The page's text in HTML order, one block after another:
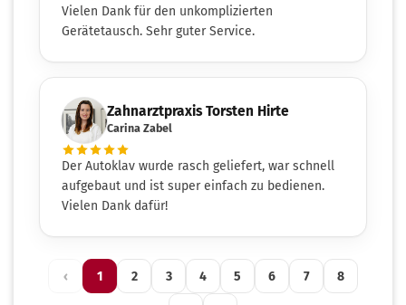
Vielen Dank für den unkomplizierten
Gerätetausch. Sehr guter Service.
Zahnarztpraxis Torsten Hirte
Carina Zabel
Der Autoklav wurde rasch geliefert, war schnell
aufgebaut und ist super einfach zu bedienen.
Vielen Dank dafür!
‹ 1 2 3 4 5 6 7 8